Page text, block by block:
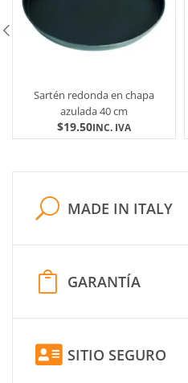
Sartén redonda en chapa
azulada 40 cm
$19.50INC. IVA
MADE IN ITALY
GARANTÍA
SITIO SEGURO